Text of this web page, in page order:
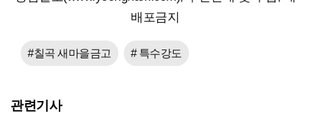
배포금지
#칠곡 새마을금고 # 특수강도
관련기사